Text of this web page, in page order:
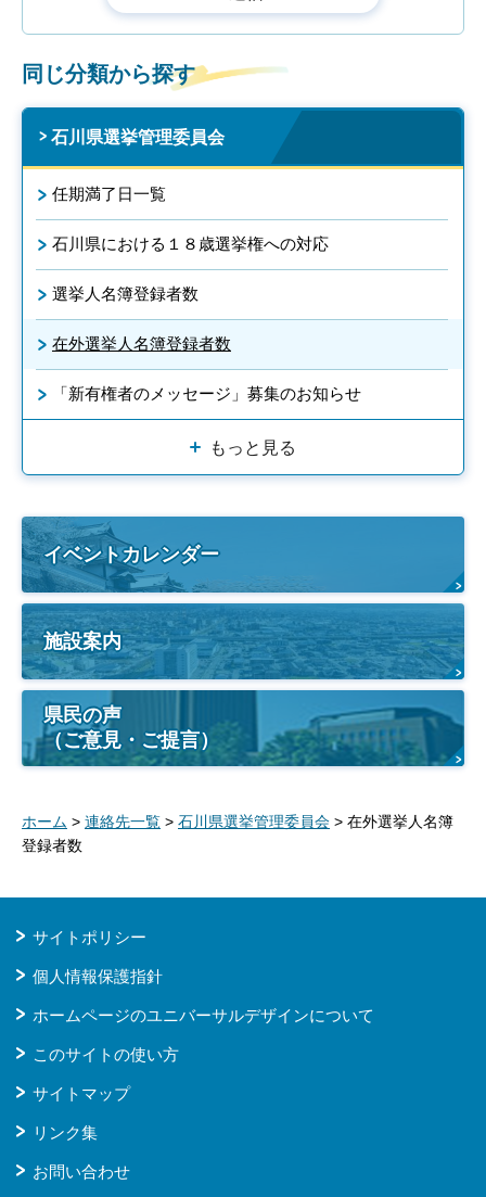
同じ分類から探す
石川県選挙管理委員会
任期満了日一覧
石川県における１８歳選挙権への対応
選挙人名簿登録者数
在外選挙人名簿登録者数
「新有権者のメッセージ」募集のお知らせ
もっと見る
イベントカレンダー
施設案内
県民の声
（ご意見・ご提言）
ホーム > 連絡先一覧 > 石川県選挙管理委員会 > 在外選挙人名簿
登録者数
サイトポリシー
個人情報保護指針
ホームページのユニバーサルデザインについて
このサイトの使い方
サイトマップ
リンク集
お問い合わせ